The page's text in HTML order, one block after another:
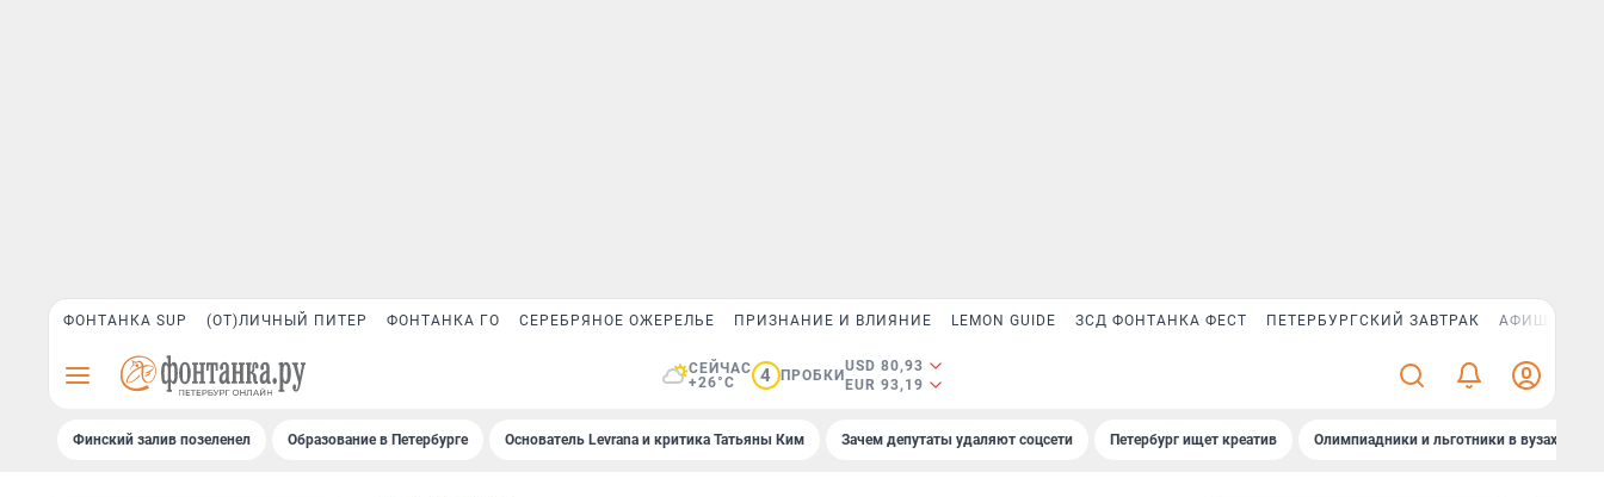
ФОНТАНКА SUP (ОТ)ЛИЧНЫЙ ПИТЕР ФОНТАНКА ГО СЕРЕБРЯНОЕ ОЖЕРЕЛЬЕ ПРИЗНАНИЕ И ВЛИЯНИЕ LEMON GUIDE ЗСД ФОНТАНКА ФЕСТ ПЕТЕРБУРГСКИЙ ЗАВТРАК АФИША PLUS
СЕЙЧАС
+26°C
4 ПРОБКИ
USD 80,93
EUR 93,19
Финский залив позеленел Образование в Петербурге Основатель Levrana и критика Татьяны Ким Зачем депутаты удаляют соцсети Петербург ищет креатив Олимпиадники и льготники в вузах СПб